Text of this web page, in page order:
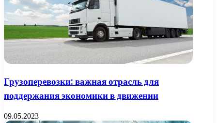
Грузоперевозки: важная отрасль для
поддержания экономики в движении
09.05.2023